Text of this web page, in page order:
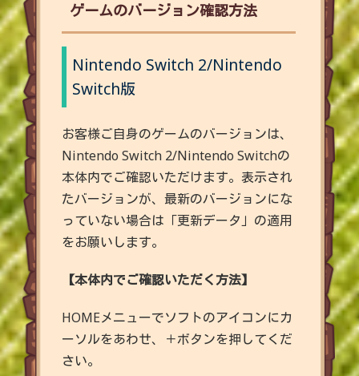
ゲームのバージョン確認方法
Nintendo Switch 2/Nintendo
Switch版
お客様ご自身のゲームのバージョンは、
Nintendo Switch 2/Nintendo Switchの
本体内でご確認いただけます。表示され
たバージョンが、最新のバージョンにな
っていない場合は「更新データ」の適用
をお願いします。
【本体内でご確認いただく方法】
HOMEメニューでソフトのアイコンにカ
ーソルをあわせ、＋ボタンを押してくだ
さい。